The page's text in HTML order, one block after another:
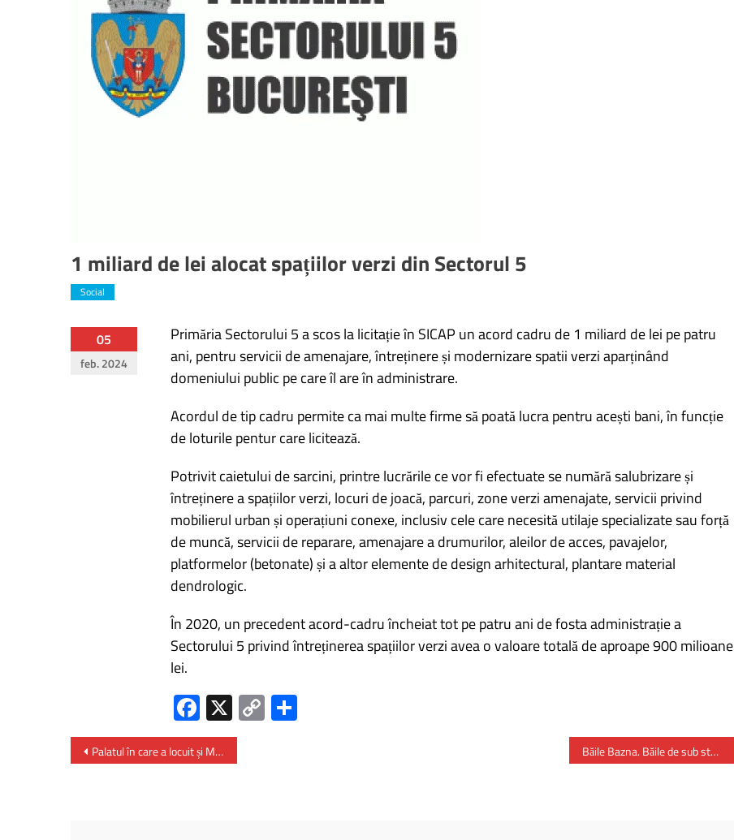
1 miliard de lei alocat spațiilor verzi din Sectorul 5
Social
05
feb. 2024
Primăria Sectorului 5 a scos la licitație în SICAP un acord cadru de 1 miliard de lei pe patru
ani, pentru servicii de amenajare, întreținere și modernizare spatii verzi aparținând
domeniului public pe care îl are în administrare.
Acordul de tip cadru permite ca mai multe firme să poată lucra pentru acești bani, în funcție
de loturile pentur care licitează.
Potrivit caietului de sarcini, printre lucrările ce vor fi efectuate se numără salubrizare și
întreținere a spațiilor verzi, locuri de joacă, parcuri, zone verzi amenajate, servicii privind
mobilierul urban și operațiuni conexe, inclusiv cele care necesită utilaje specializate sau forță
de muncă, servicii de reparare, amenajare a drumurilor, aleilor de acces, pavajelor,
platformelor (betonate) și a altor elemente de design arhitectural, plantare material
dendrologic.
În 2020, un precedent acord-cadru încheiat tot pe patru ani de fosta administrație a
Sectorului 5 privind întreținerea spațiilor verzi avea o valoare totală de aproape 900 milioane
lei.
Fa
ce
b
X C
o
P
ar
Navigare
în
Palatul în care a locuit și Mihai Viteazul, loc profund încărcat de istorie, deschis publicului Băile Bazna. Băile de sub stâncă